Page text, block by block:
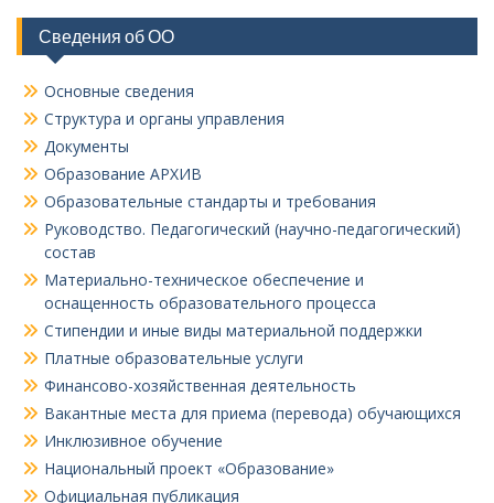
Сведения об ОО
Основные сведения
Структура и органы управления
Документы
Образование АРХИВ
Образовательные стандарты и требования
Руководство. Педагогический (научно-педагогический)
состав
Материально-техническое обеспечение и
оснащенность образовательного процесса
Стипендии и иные виды материальной поддержки
Платные образовательные услуги
Финансово-хозяйственная деятельность
Вакантные места для приема (перевода) обучающихся
Инклюзивное обучение
Национальный проект «Образование»
Официальная публикация